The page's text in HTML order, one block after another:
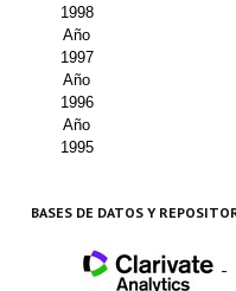
1998
Año
1997
Año
1996
Año
1995
BASES DE DATOS Y
-